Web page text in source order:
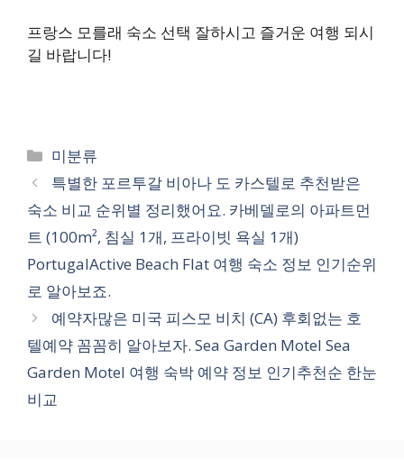
프랑스 모를래 숙소 선택 잘하시고 즐거운 여행 되시
길 바랍니다!
카
테
고
리
미분류
특별한 포르투갈 비아나 도 카스텔로 추천받은
숙소 비교 순위별 정리했어요. 카베델로의 아파트먼
트 (100m², 침실 1개, 프라이빗 욕실 1개)
PortugalActive Beach Flat 여행 숙소 정보 인기순위
로 알아보죠.
예약자많은 미국 피스모 비치 (CA) 후회없는 호
텔예약 꼼꼼히 알아보자. Sea Garden Motel Sea
Garden Motel 여행 숙박 예약 정보 인기추천순 한눈
비교